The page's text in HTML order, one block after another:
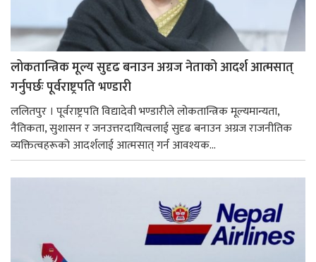
लोकतान्त्रिक मूल्य सुदृढ बनाउन अग्रज नेताको आदर्श आत्मसात्
गर्नुपर्छः पूर्वराष्ट्रपति भण्डारी
ललितपुर । पूर्वराष्ट्रपति विद्यादेवी भण्डारीले लोकतान्त्रिक मूल्यमान्यता,
नैतिकता, सुशासन र जनउत्तरदायित्वलाई सुदृढ बनाउन अग्रज राजनीतिक
व्यक्तित्वहरूको आदर्शलाई आत्मसात् गर्न आवश्यक...